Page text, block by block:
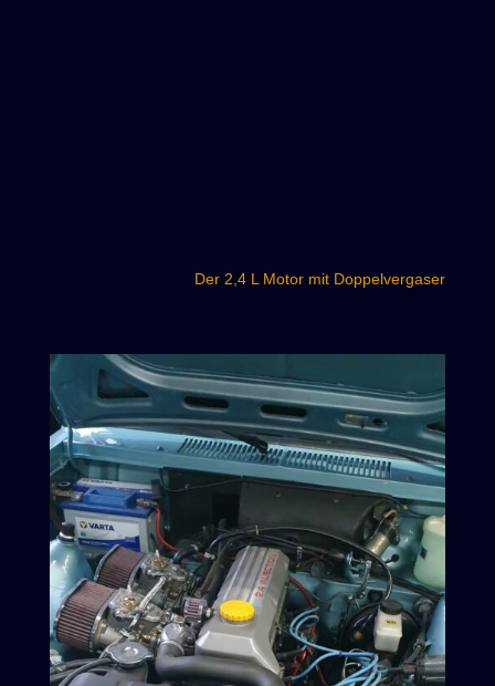
Der 2,4 L Motor mit Doppelvergaser